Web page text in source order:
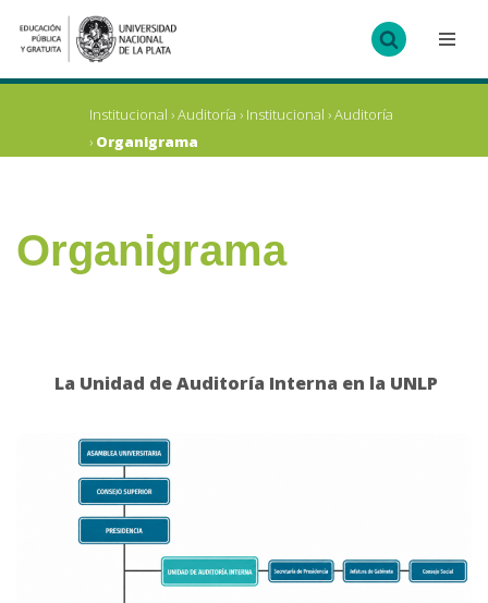
Ir
al
Institucional ›Auditoría › Institucional ›Auditoría
› Organigrama
Organigrama
La Unidad de Auditoría Interna en la UNLP